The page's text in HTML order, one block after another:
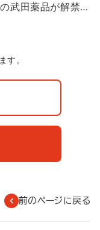
武田薬品が解禁…
す。
前のページに戻る